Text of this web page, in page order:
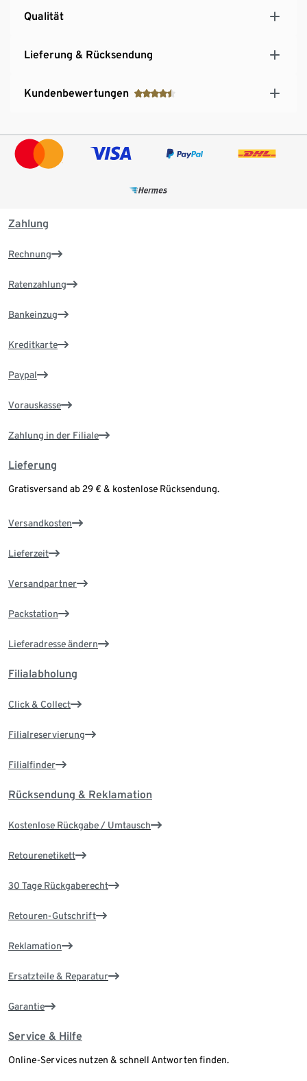
Qualität
Lieferung & Rücksendung
Kundenbewertungen
Zahlung
Rechnung
Ratenzahlung
Bankeinzug
Kreditkarte
Paypal
Vorauskasse
Zahlung in der Filiale
Lieferung
Gratisversand ab 29 € & kostenlose Rücksendung.
Versandkosten
Lieferzeit
Versandpartner
Packstation
Lieferadresse ändern
Filialabholung
Click & Collect
Filialreservierung
Filialfinder
Rücksendung & Reklamation
Kostenlose Rückgabe / Umtausch
Retourenetikett
30 Tage Rückgaberecht
Retouren-Gutschrift
Reklamation
Ersatzteile & Reparatur
Garantie
Service & Hilfe
Online-Services nutzen & schnell Antworten finden.